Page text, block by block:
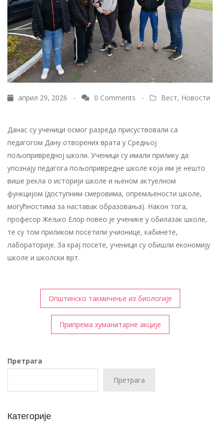
април 29, 2026 - 0 Comments - Вест, Новости
Данас су ученици осмог разреда присуствовали са
педагогом Дану отворених врата у Средњој
пољопривредној школи. Ученици су имали прилику да
упознају педагога пољопривредне школе која им је нешто
више рекла о историји школе и њеном актуелном
функцијом (доступним смеровима, опремљености школе,
могућностима за наставак образовања). Након тога,
професор Жељко Елор повео је ученике у обилазак школе,
те су том приликом посетили учионице, кабинете,
лабораторије. За крај посете, ученици су обишли економију
школе и школски врт.
Кретање
чланка
Општинско такмичење из биологије
Припрема хуманитарне акције
Претрага
Претрага
Категорије